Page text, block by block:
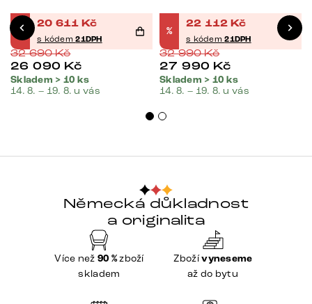
%
20 611 Kč
s kódem21DPH
32 690Kč
26 090 Kč
Skladem > 10 ks
14. 8. – 19. 8. u vás
%
22 112 Kč
s kódem21DPH
32 990Kč
27 990 Kč
Skladem > 10 ks
14. 8. – 19. 8. u vás
Německá důkladnost
a originalita
Více než 90 %zboží
skladem
Zbožívyneseme
až do bytu